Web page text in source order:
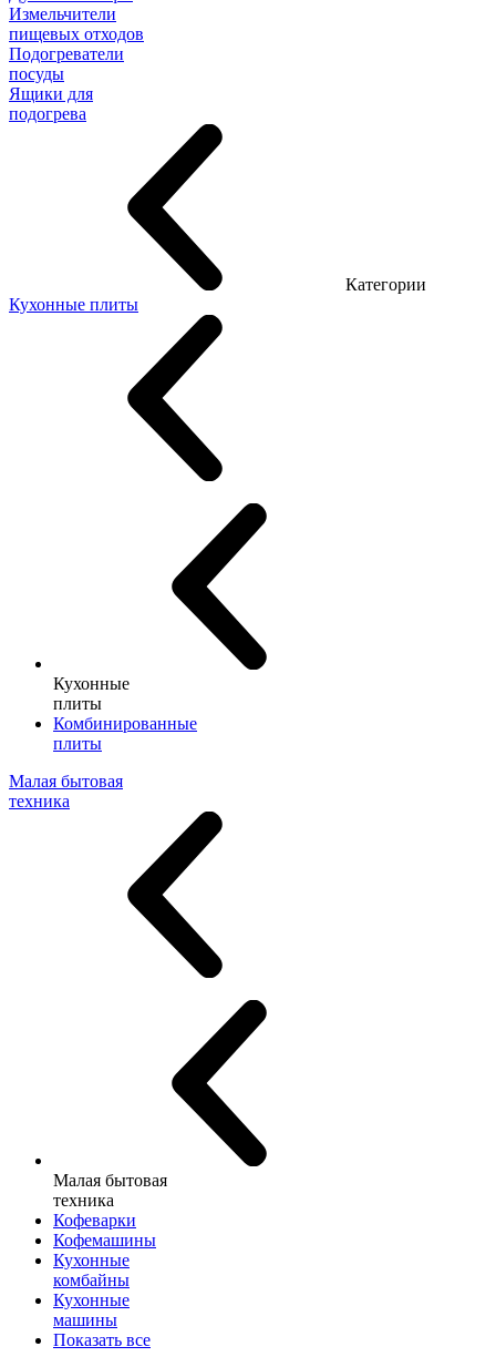
Измельчители
пищевых отходов
Подогреватели
посуды
Ящики для
подогрева
Категории
Кухонные плиты
Кухонные
плиты
Комбинированные
плиты
Малая бытовая
техника
Малая бытовая
техника
Кофеварки
Кофемашины
Кухонные
комбайны
Кухонные
машины
Показать все